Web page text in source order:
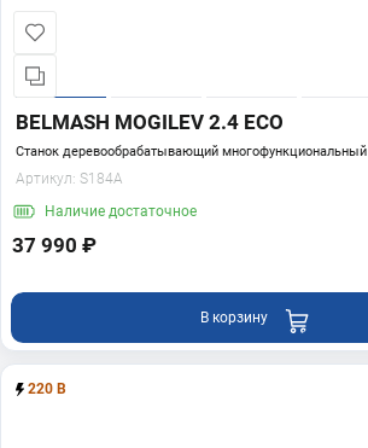
BELMASH MOGILEV 2.4 ECO
Станок деревообрабатывающий многофункциональный
Артикул: S184A
Наличие достаточное
37 990 ₽
В корзину
220 В